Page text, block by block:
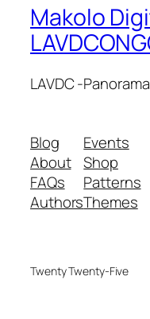
Makolo
LAVDC -
Blog
About
FAQs
Authors
Events
Shop
Patterns
Themes
Twenty Twenty-Five